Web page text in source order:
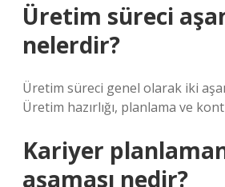
Üretim süreci
nelerdir?
Üretim süreci genel olarak iki
Üretim hazırlığı, planlama ve
Kariyer
aşaması nedir?